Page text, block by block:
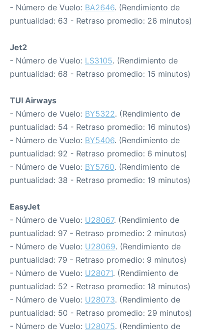
- Número de Vuelo: BA2646. (Rendimiento de
puntualidad: 63 - Retraso promedio: 26 minutos)
Jet2
- Número de Vuelo: LS3105. (Rendimiento de
puntualidad: 68 - Retraso promedio: 15 minutos)
TUI Airways
- Número de Vuelo: BY5322. (Rendimiento de
puntualidad: 54 - Retraso promedio: 16 minutos)
- Número de Vuelo: BY5406. (Rendimiento de
puntualidad: 92 - Retraso promedio: 6 minutos)
- Número de Vuelo: BY5760. (Rendimiento de
puntualidad: 38 - Retraso promedio: 19 minutos)
EasyJet
- Número de Vuelo: U28067. (Rendimiento de
puntualidad: 97 - Retraso promedio: 2 minutos)
- Número de Vuelo: U28069. (Rendimiento de
puntualidad: 79 - Retraso promedio: 9 minutos)
- Número de Vuelo: U28071. (Rendimiento de
puntualidad: 52 - Retraso promedio: 18 minutos)
- Número de Vuelo: U28073. (Rendimiento de
puntualidad: 50 - Retraso promedio: 29 minutos)
- Número de Vuelo: U28075. (Rendimiento de